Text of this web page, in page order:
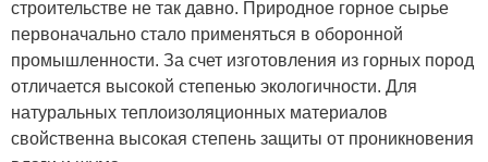
строительстве не так давно. Природное горное сырье
первоначально стало применяться в оборонной
промышленности. За счет изготовления из горных пород
отличается высокой степенью экологичности. Для
натуральных теплоизоляционных материалов
свойственна высокая степень защиты от проникновения